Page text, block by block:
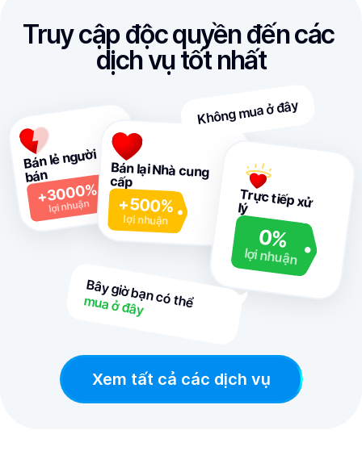
Truy cập độc quyền đến các
dịch vụ tốt nhất
Bán lẻ người
bán
+3000%
lợi nhuận
Bán lại Nhà cung
cấp
+500%
lợi nhuận
Trực tiếp xử
lý
0%
lợi nhuận
Xem tất cả các dịch vụ
Không mua ở đây
Bây giờ bạn có thể
mua ở đây